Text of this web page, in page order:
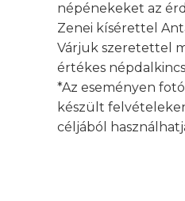
népénekeket az
Zenei kísérettel
Várjuk szeretettel
értékes
*Az eseményen
készült
céljából